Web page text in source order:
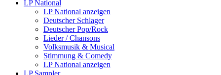
LP National
LP National anzeigen
Deutscher Schlager
Deutscher Pop/Rock
Lieder / Chansons
Volksmusik & Musical
Stimmung & Comedy
LP National anzeigen